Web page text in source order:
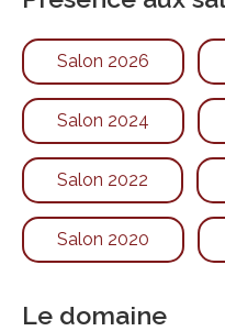
Salon 2026
Salon 2024
Salon 2022
Salon 2020
Le domaine